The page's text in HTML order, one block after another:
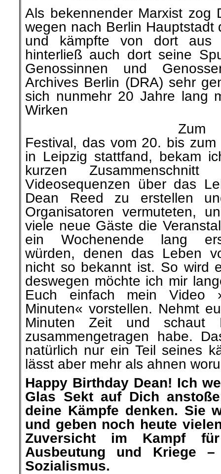
Als bekennender Marxist zog
wegen nach Berlin Hauptstadt
und kämpfte von dort
hinterließ auch dort seine
Genossinnen und
Archives Berlin (DRA) sehr
sich nunmehr 20 Jahre lang
Wirken
Zum
Festival, das vom 20. bis
in Leipzig stattfand, bekam
kurzen
Videosequenzen über das
Dean Reed zu erstellen
Organisatoren vermuteten,
viele neue Gäste die
ein Wochenende lang
würden, denen das Leben
nicht so bekannt ist. So wird
deswegen möchte ich mir
Euch einfach mein Video
Minuten« vorstellen. Nehmt
Minuten Zeit und
zusammengetragen habe.
natürlich nur ein Teil seines
lässt aber mehr als ahnen
Happy Birthday Dean! Ich
Glas Sekt auf Dich
deine Kämpfe denken. Sie
und geben noch heute
Zuversicht im Kampf
Ausbeutung und Kriege
Sozialismus.